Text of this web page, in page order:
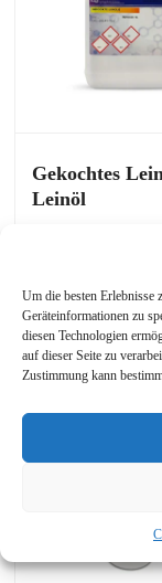
Um die besten Erlebnisse
Geräteinformationen zu
diesen Technologien
auf dieser Seite zu
Zustimmung kann
Gekochtes
Leinöl
Ausführung
Dieses
Produkt
mehrere
Produktseite